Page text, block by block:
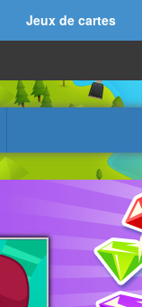
Jeux de cartes